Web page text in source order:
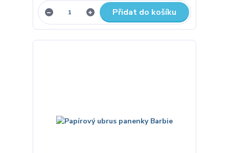
Přidat do košíku